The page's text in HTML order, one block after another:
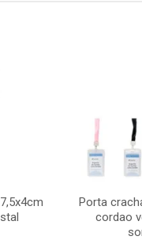
Porta
cordao